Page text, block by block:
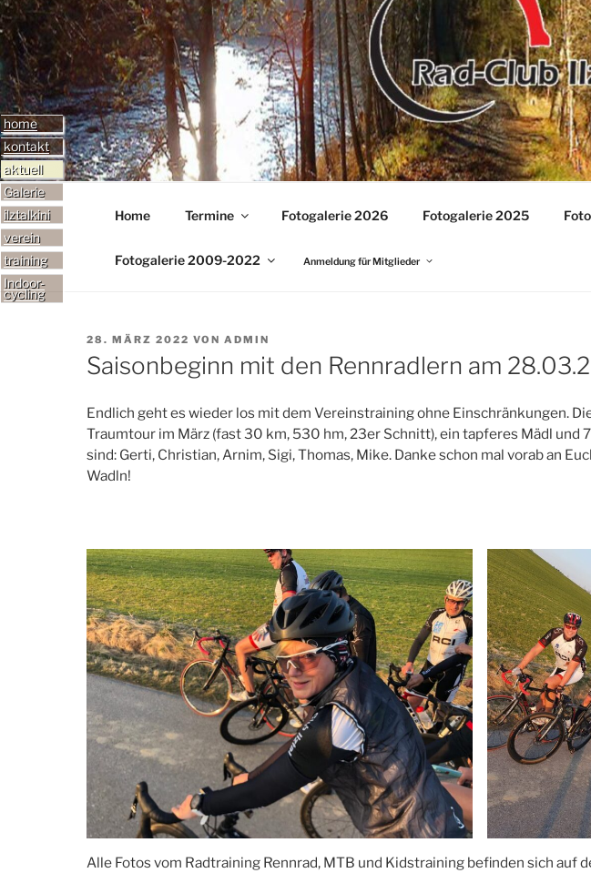
Zum
Inhalt
springen
TERMINE-GALERIE-
Home Termine Fotogalerie 2026 Fotogalerie 2025
Fotogalerie 2009-2022 Anmeldung für Mitglieder
VERÖFFENTLICHT
AM
28. MÄRZ 2022 VONADMIN
Saisonbeginn mit den Rennradlern am
Endlich geht es wieder los mit dem Vereinstraining ohne Einschränkungen.
Traumtour im März (fast 30 km, 530 hm, 23er Schnitt), ein tapferes Mädl und
sind: Gerti, Christian, Arnim, Sigi, Thomas, Mike. Danke schon mal vorab an
Wadln!
Alle Fotos vom Radtraining Rennrad, MTB und Kidstraining befinden sich auf
home
kontakt
Adresse
Email
aktuell
ereignisse
termine
Galerie
ilztalkini
verein
Mitgliedsantrag
links
training
Winter
Indoor-
cycling